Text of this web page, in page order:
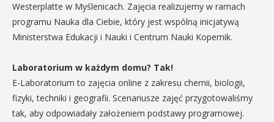
Westerplatte w Myślenicach. Zajęcia realizujemy w ramach
programu Nauka dla Ciebie, który jest wspólną inicjatywą
Ministerstwa Edukacji i Nauki i Centrum Nauki Kopernik.
Laboratorium w każdym domu? Tak!
E-Laboratorium to zajęcia online z zakresu chemii, biologii,
fizyki, techniki i geografii. Scenariusze zajęć przygotowaliśmy
tak, aby odpowiadały założeniem podstawy programowej.